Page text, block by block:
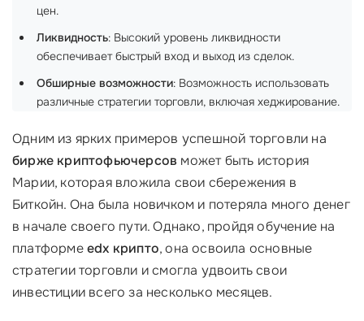
цен.
Ликвидность: Высокий уровень ликвидности
обеспечивает быстрый вход и выход из сделок.
Обширные возможности: Возможность использовать
различные стратегии торговли, включая хеджирование.
Одним из ярких примеров успешной торговли на
бирже криптофьючерсов может быть история
Марии, которая вложила свои сбережения в
Биткойн. Она была новичком и потеряла много денег
в начале своего пути. Однако, пройдя обучение на
платформеedx крипто, она освоила основные
стратегии торговли и смогла удвоить свои
инвестиции всего за несколько месяцев.